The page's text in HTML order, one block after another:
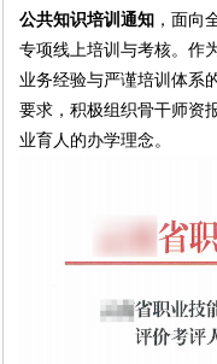
公共知识培训通知，面向
专项线上培训与考核。作
业务经验与严谨培训体系
要求，积极组织骨干师资
业育人的办学理念。